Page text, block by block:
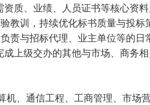
资质、业绩、人员证书等核心资
教训，持续优化标书质量与投标
负责与招标代理、业主单位等的
成上级交办的其他与市场、商务
机、通信工程、工商管理、市场